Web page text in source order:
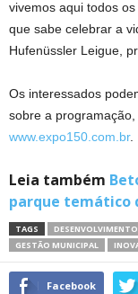
vivemos aqui todos
que sabe celebrar a
Hufenüssler Leigue,
Os interessados
sobre a
www.expo150.com.br.
Leia também
parque temático
TAGS
GESTÃO MUNICIPAL
Facebook